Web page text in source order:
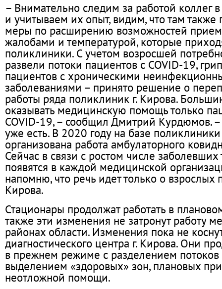
– Внимательно следим за работой коллег
и учитываем их опыт, видим, что там
меры по расширению возможностей
жалобами и температурой, которые
поликлиники. С учетом возросшей
развели потоки пациентов с COVID-19,
пациентов с хроническими
заболеваниями – принято решение о
работы ряда поликлиник г. Кирова.
оказывать медицинскую помощь только
COVID-19, – сообщил Дмитрий Курдюмов. –
уже есть. В 2020 году на базе
организована работа амбулаторного
Сейчас в связи с ростом числе
появятся в каждой медицинской
напомню, что речь идет только о взрослых
Кирова.
Стационары продолжат работать в
также эти изменения не затронут работу
районах области. Изменения пока не
диагностического центра г. Кирова. Они
в прежнем режиме с разделением потоков
выделением «здоровых» зон, плановых
неотложной помощи.